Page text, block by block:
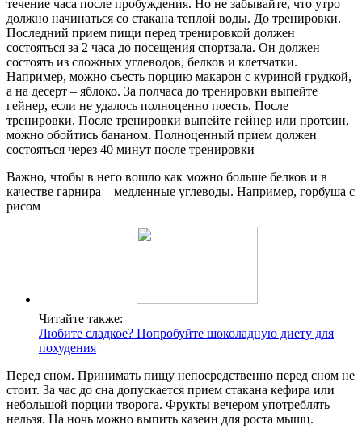
течение часа после пробуждения. Но не забывайте, что утро
должно начинаться со стакана теплой воды. До тренировки.
Последний прием пищи перед тренировкой должен
состояться за 2 часа до посещения спортзала. Он должен
состоять из сложных углеводов, белков и клетчатки.
Например, можно съесть порцию макарон с куриной грудкой,
а на десерт – яблоко. За полчаса до тренировки выпейте
гейнер, если не удалось полноценно поесть. После
тренировки. После тренировки выпейте гейнер или протеин,
можно обойтись бананом. Полноценный прием должен
состояться через 40 минут после тренировки
Важно, чтобы в него вошло как можно больше белков и в
качестве гарнира – медленные углеводы. Например, горбуша с
рисом
Читайте также:
Любите сладкое? Попробуйте шоколадную диету для
похудения
Перед сном. Принимать пищу непосредственно перед сном не
стоит. За час до сна допускается прием стакана кефира или
небольшой порции творога. Фрукты вечером употреблять
нельзя. На ночь можно выпить казеин для роста мышц.